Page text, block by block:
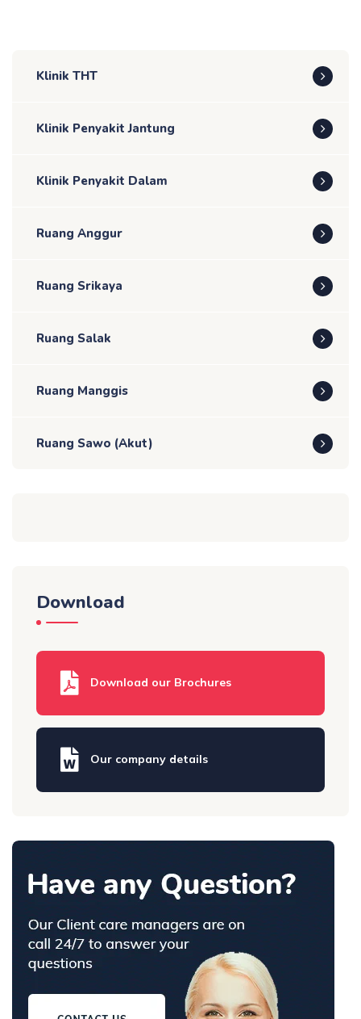
Klinik THT
Klinik Penyakit Jantung
Klinik Penyakit Dalam
Ruang Anggur
Ruang Srikaya
Ruang Salak
Ruang Manggis
Ruang Sawo (Akut)
Download
Download our Brochures
Our company details